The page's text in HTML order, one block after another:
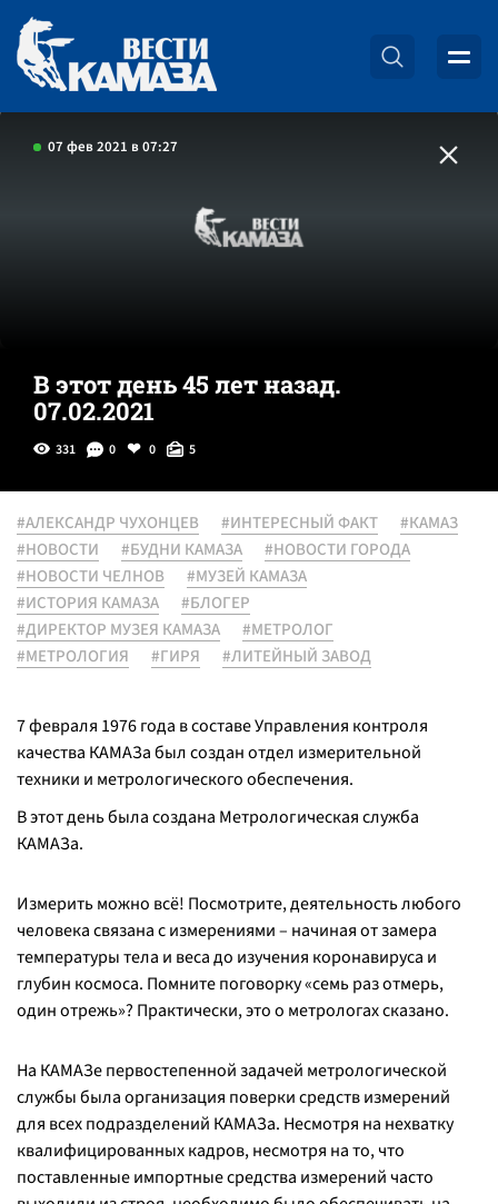
07 фев 2021 в 07:27
В этот день 45 лет назад.
07.02.2021
331 0 0 5
#АЛЕКСАНДР ЧУХОНЦЕВ #ИНТЕРЕСНЫЙ ФАКТ
#КАМАЗ
#НОВОСТИ
#БУДНИ КАМАЗА
#НОВОСТИ ГОРОДА
#НОВОСТИ ЧЕЛНОВ
#МУЗЕЙ КАМАЗА
#ИСТОРИЯ КАМАЗА
#БЛОГЕР
#ДИРЕКТОР МУЗЕЯ КАМАЗА
#МЕТРОЛОГ
#МЕТРОЛОГИЯ
#ГИРЯ #ЛИТЕЙНЫЙ ЗАВОД
7 февраля 1976 года в составе Управления контроля
качества КАМАЗа был создан отдел измерительной
техники и метрологического обеспечения.
В этот день была создана Метрологическая служба
КАМАЗа.
Измерить можно всё! Посмотрите, деятельность любого
человека связана с измерениями – начиная от замера
температуры тела и веса до изучения коронавируса и
глубин космоса. Помните поговорку «семь раз отмерь,
один отрежь»? Практически, это о метрологах сказано.
На КАМАЗе первостепенной задачей метрологической
службы была организация поверки средств измерений
для всех подразделений КАМАЗа. Несмотря на нехватку
квалифицированных кадров, несмотря на то, что
поставленные импортные средства измерений часто